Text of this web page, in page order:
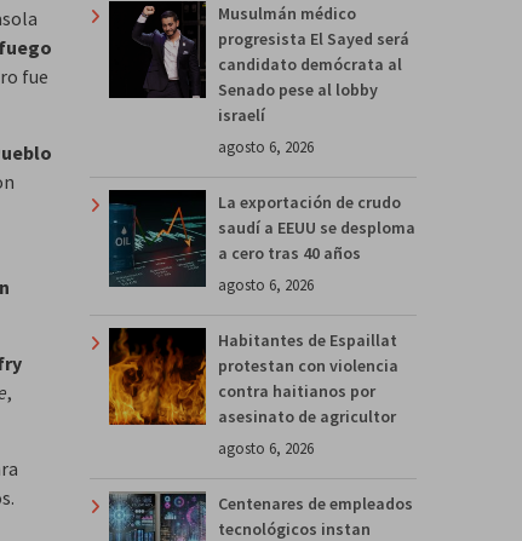
fue
,
Musulmán médico
progresista El Sayed será
candidato demócrata al
Senado pese al lobby
israelí
agosto 6, 2026
La exportación de crudo
saudí a EEUU se desploma
a cero tras 40 años
agosto 6, 2026
Habitantes de Espaillat
protestan con violencia
contra haitianos por
asesinato de agricultor
agosto 6, 2026
Centenares de empleados
tecnológicos instan